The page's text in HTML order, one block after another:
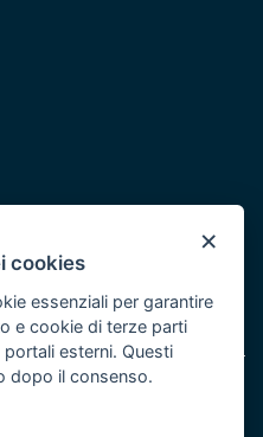
POR Puglia 2014/2020 -
×
cookies
essenziali per garantire
e cookie di terze parti
esterni. Questi
dopo il consenso.